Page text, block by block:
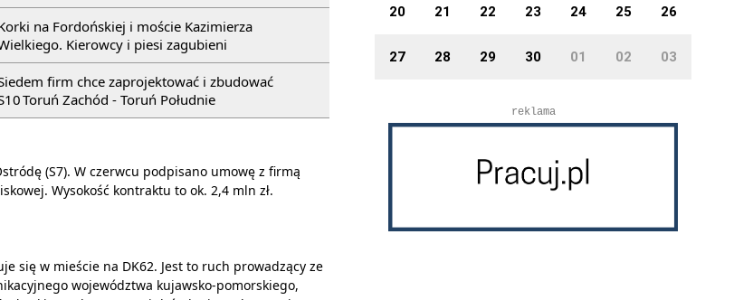
na Fordońskiej i moście Kazimierza
Kierowcy i piesi zagubieni
firm chce zaprojektować i zbudować
Toruń Zachód - Toruń Południe
(S7). W czerwcu podpisano umowę z firmą
Wysokość kontraktu to ok. 2,4 mln zł.
się w mieście na DK62. Jest to ruch prowadzący ze
województwa kujawsko-pomorskiego,
20 21 22 23 24 25 26
27 28 29 30 01 02 03
reklama